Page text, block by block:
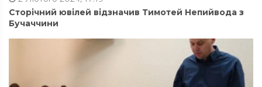
Сторічний ювілей відзначив Тимотей Непийвода з
Бучаччини